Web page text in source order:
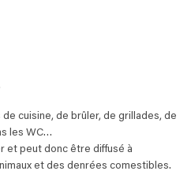
cuisine, de brûler, de grillades, de
les WC…
et peut donc être diffusé à
et des denrées comestibles.